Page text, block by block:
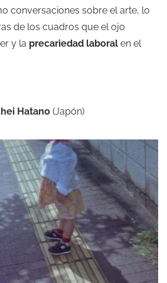
conversaciones sobre el arte, lo
de los cuadros que el ojo
y la precariedad laboral en el
Hatano (Japón)